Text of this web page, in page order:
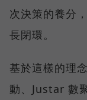
次決策的養分
長閉環。
基於這樣的理
動、Justar 數